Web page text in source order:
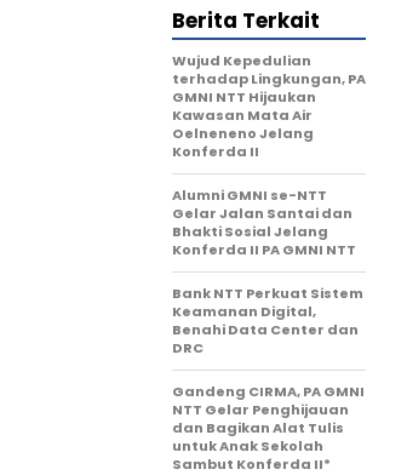
Berita Terkait
Wujud Kepedulian
terhadap Lingkungan, PA
GMNI NTT Hijaukan
Kawasan Mata Air
Oelneneno Jelang
Konferda II
Alumni GMNI se-NTT
Gelar Jalan Santai dan
Bhakti Sosial Jelang
Konferda II PA GMNI NTT
Bank NTT Perkuat Sistem
Keamanan Digital,
Benahi Data Center dan
DRC
Gandeng CIRMA, PA GMNI
NTT Gelar Penghijauan
dan Bagikan Alat Tulis
untuk Anak Sekolah
Sambut Konferda II*